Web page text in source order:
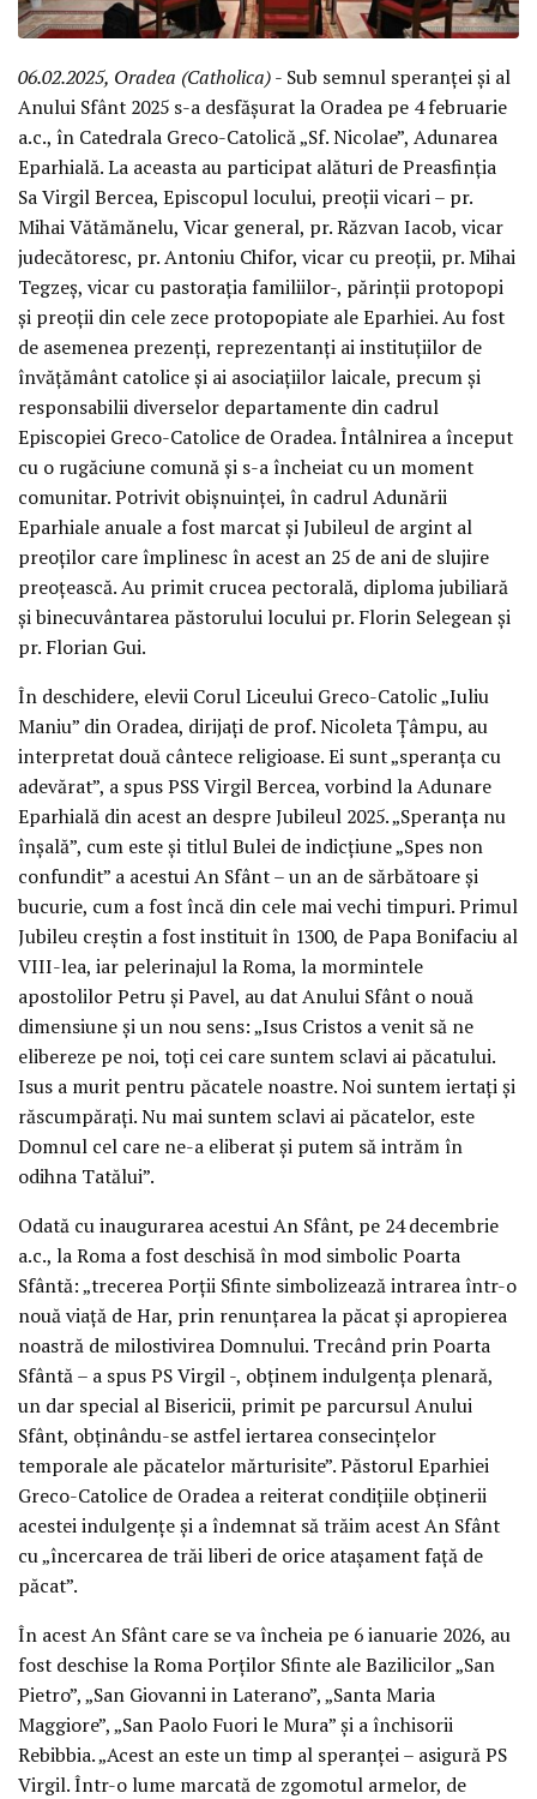
06.02.2025, Oradea (Catholica)- Sub semnul speranței și al
Anului Sfânt 2025 s-a desfășurat la Oradea pe 4 februarie
a.c., în Catedrala Greco-Catolică „Sf. Nicolae”, Adunarea
Eparhială. La aceasta au participat alături de Preasfinția
Sa Virgil Bercea, Episcopul locului, preoții vicari – pr.
Mihai Vătămănelu, Vicar general, pr. Răzvan Iacob, vicar
judecătoresc, pr. Antoniu Chifor, vicar cu preoții, pr. Mihai
Tegzeș, vicar cu pastorația familiilor-, părinții protopopi
și preoții din cele zece protopopiate ale Eparhiei. Au fost
de asemenea prezenți, reprezentanți ai instituțiilor de
învățământ catolice și ai asociațiilor laicale, precum și
responsabilii diverselor departamente din cadrul
Episcopiei Greco-Catolice de Oradea. Întâlnirea a început
cu o rugăciune comună și s-a încheiat cu un moment
comunitar. Potrivit obișnuinței, în cadrul Adunării
Eparhiale anuale a fost marcat și Jubileul de argint al
preoților care împlinesc în acest an 25 de ani de slujire
preoțească. Au primit crucea pectorală, diploma jubiliară
și binecuvântarea păstorului locului pr. Florin Selegean și
pr. Florian Gui.
În deschidere, elevii Corul Liceului Greco-Catolic „Iuliu
Maniu” din Oradea, dirijați de prof. Nicoleta Țâmpu, au
interpretat două cântece religioase. Ei sunt „speranța cu
adevărat”, a spus PSS Virgil Bercea, vorbind la Adunare
Eparhială din acest an despre Jubileul 2025. „Speranța nu
înșală”, cum este și titlul Bulei de indicțiune „Spes non
confundit” a acestui An Sfânt – un an de sărbătoare și
bucurie, cum a fost încă din cele mai vechi timpuri. Primul
Jubileu creștin a fost instituit în 1300, de Papa Bonifaciu al
VIII-lea, iar pelerinajul la Roma, la mormintele
apostolilor Petru și Pavel, au dat Anului Sfânt o nouă
dimensiune și un nou sens: „Isus Cristos a venit să ne
elibereze pe noi, toți cei care suntem sclavi ai păcatului.
Isus a murit pentru păcatele noastre. Noi suntem iertați și
răscumpărați. Nu mai suntem sclavi ai păcatelor, este
Domnul cel care ne-a eliberat și putem să intrăm în
odihna Tatălui”.
Odată cu inaugurarea acestui An Sfânt, pe 24 decembrie
a.c., la Roma a fost deschisă în mod simbolic Poarta
Sfântă: „trecerea Porții Sfinte simbolizează intrarea într-o
nouă viață de Har, prin renunțarea la păcat și apropierea
noastră de milostivirea Domnului. Trecând prin Poarta
Sfântă – a spus PS Virgil -, obținem indulgența plenară,
un dar special al Bisericii, primit pe parcursul Anului
Sfânt, obținându-se astfel iertarea consecințelor
temporale ale păcatelor mărturisite”. Păstorul Eparhiei
Greco-Catolice de Oradea a reiterat condițiile obținerii
acestei indulgențe și a îndemnat să trăim acest An Sfânt
cu „încercarea de trăi liberi de orice atașament față de
păcat”.
În acest An Sfânt care se va încheia pe 6 ianuarie 2026, au
fost deschise la Roma Porților Sfinte ale Bazilicilor „San
Pietro”, „San Giovanni in Laterano”, „Santa Maria
Maggiore”, „San Paolo Fuori le Mura” și a închisorii
Rebibbia. „Acest an este un timp al speranței – asigură PS
Virgil. Într-o lume marcată de zgomotul armelor, de